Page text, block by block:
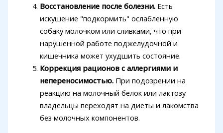
Восстановление после болезни.Есть
искушение "подкормить" ослабленную
собаку молочком или сливками, что при
нарушенной работе поджелудочной и
кишечника может ухудшить состояние.
Коррекция рационов с аллергиями и
непереносимостью.При подозрении на
реакцию на молочный белок или лактозу
владельцы переходят на диеты и лакомства
без молочных компонентов.